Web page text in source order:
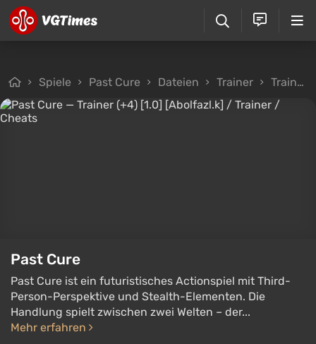
Spiele Past Cure Dateien Trainer Trainer (+4) [1.0] [Abolfazl.k]
Past Cure
Past Cure ist ein futuristisches Actionspiel mit Third-
Person-Perspektive und Stealth-Elementen. Die
Handlung spielt zwischen zwei Welten – der...
Mehr erfahren